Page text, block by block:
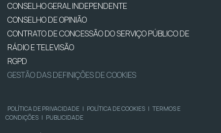
CONSELHO GERAL INDEPENDENTE
CONSELHO DE OPINIÃO
CONTRATO DE CONCESSÃO DO SERVIÇO PÚBLICO DE
RÁDIO E TELEVISÃO
RGPD
GESTÃO DAS DEFINIÇÕES DE COOKIES
POLÍTICA DE PRIVACIDADE | POLÍTICA DE COOKIES | TERMOS E
CONDIÇÕES | PUBLICIDADE